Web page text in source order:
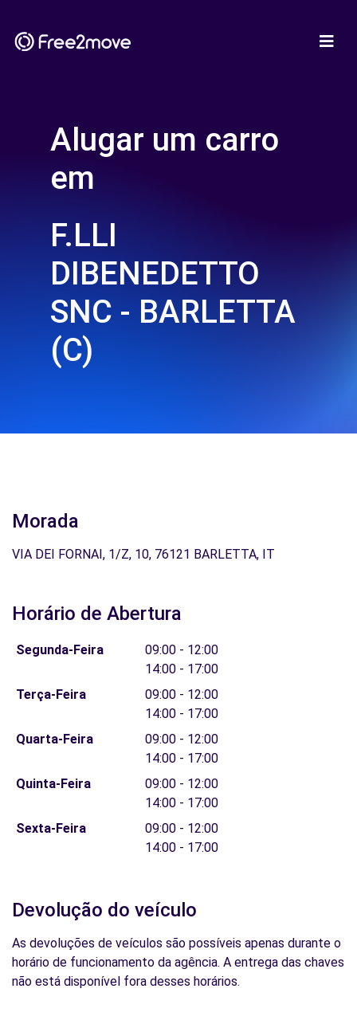
Alugar um carro
em
F.LLI
DIBENEDETTO
SNC - BARLETTA
(C)
Morada
VIA DEI FORNAI, 1/Z, 10, 76121 BARLETTA, IT
Horário de Abertura
Segunda-Feira
09:00 - 12:00
14:00 - 17:00
Terça-Feira
09:00 - 12:00
14:00 - 17:00
Quarta-Feira
09:00 - 12:00
14:00 - 17:00
Quinta-Feira
09:00 - 12:00
14:00 - 17:00
Sexta-Feira
09:00 - 12:00
14:00 - 17:00
Devolução do veículo
As devoluções de veículos são possíveis apenas durante o
horário de funcionamento da agência. A entrega das chaves
não está disponível fora desses horários.